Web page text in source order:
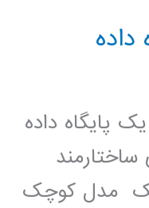
پایگاه داده
یک مدل کوچک